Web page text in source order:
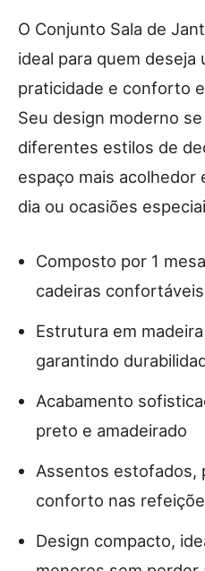
O Conjunto Sala de
ideal para quem deseja
praticidade e conforto
Seu design moderno
diferentes estilos de
espaço mais acolhedor
dia ou ocasiões
Composto por 1
cadeiras confortáveis
Estrutura em
garantindo
Acabamento
preto e amadeirado
Assentos estofados,
conforto nas
Design compacto,